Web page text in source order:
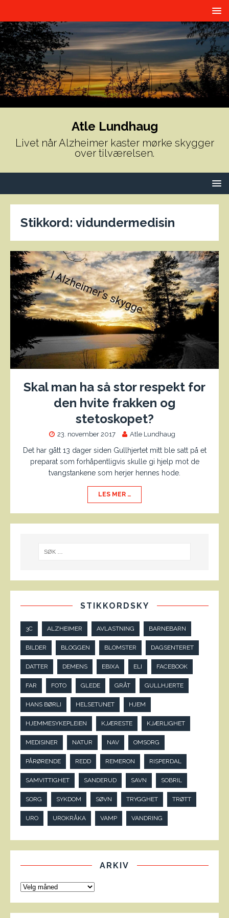
Atle Lundhaug
Livet når Alzheimer kaster mørke skygger
over tilværelsen.
Stikkord: vidundermedisin
Skal man ha så stor respekt for
den hvite frakken og
stetoskopet?
23. november 2017 Atle Lundhaug
Det har gått 13 dager siden Gullhjertet mitt ble satt på et
preparat som forhåpentligvis skulle gi hjelp mot de
tvangstankene som herjer hennes hode.
LES MER …
STIKKORDSKY
3C ALZHEIMER AVLASTNING BARNEBARN
BILDER BLOGGEN BLOMSTER DAGSENTERET
DATTER DEMENS EBIXA ELI FACEBOOK
FAR FOTO GLEDE GRÅT GULLHJERTE
HANS BØRLI HELSETUNET HJEM
HJEMMESYKEPLEIEN KJÆRESTE KJÆRLIGHET
MEDISINER NATUR NAV OMSORG
PÅRØRENDE REDD REMERON RISPERDAL
SAMVITTIGHET SANDERUD SAVN SOBRIL
SORG SYKDOM SØVN TRYGGHET TRØTT
URO UROKRÅKA VAMP VANDRING
ARKIV